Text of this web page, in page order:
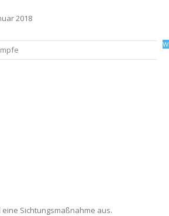
2018
eine Sichtungsmaßnahme aus.